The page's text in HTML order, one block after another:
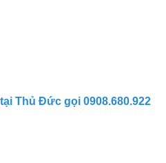
Thủ Đức gọi 0908.680.922